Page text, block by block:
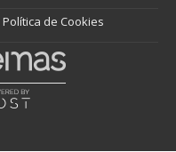
Política de Cookies